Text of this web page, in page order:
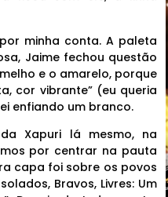
minha conta. A paleta
Jaime fechou questão
e o amarelo, porque
cor vibrante” (eu queria
enfiando um branco.
Xapuri lá mesmo, na
por centrar na pauta
capa foi sobre os povos
Bravos, Livres: Um